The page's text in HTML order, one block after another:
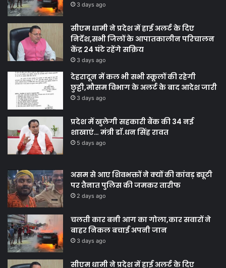
3 days ago
सीएम धामी ने प्रदेश में हाई अलर्ट के दिए
निर्देश,सभी जिलों के आपातकालीन परिचालन
केंद्र 24 घंटे रहेंगे सक्रिय
3 days ago
देहरादून में कल भी सभी स्कूलों की रहेगी
छुट्टी,मौसम विभाग के अलर्ट के बाद आदेश जारी
3 days ago
प्रदेश में खुलेगी सहकारी बैंक की 34 नई
शाखाएं… मंत्री डाॅ.धन सिंह रावत
5 days ago
असम से आए शिवभक्तों ने क्यों की कांवड़ ड्यूटी
पर तैनात पुलिस की जमकर तारीफ
2 days ago
चलती कार बनी आग का गोला,कार सवारों ने
बाहर निकल बचाई अपनी जान
3 days ago
सीएम धामी ने प्रदेश में हाई अलर्ट के दिए